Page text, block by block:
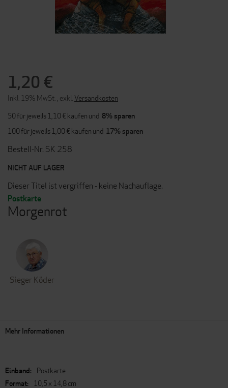
Postkarte
Morgenrot
Sieger Köder
1,20 €
Inkl. 19% MwSt. exkl. Versandkosten
50 für jeweils1,10 € kaufen und 8% sparen
100 für jeweils1,00 € kaufen und 17% sparen
Bestell-Nr. SK 258
NICHT AUF LAGER
Dieser Titel ist vergriffen - keine Nachauflage.
Mehr Informationen
Mehr
Informationen
Postkarte
10,5 x 14,8 cm